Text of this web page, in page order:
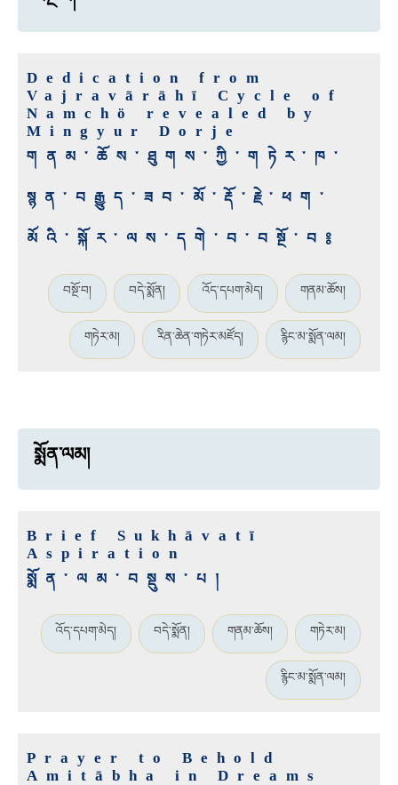
Dedication from
Vajravārāhī Cycle of
Namchö revealed by
Mingyur Dorje
གནམ་ཆོས་ཐུགས་ཀྱི་གཏེར་ཁ་
སྙན་བརྒྱུད་ཟབ་མོ་རྡོ་རྗེ་ཕག་
མོའི་སྐོར་ལས་དགེ་བ་བསྔོ་བ༔
བསྔོ་བ། བདེ་སྨོན། འོད་དཔག་མེད། གནམ་ཆོས།
གཏེར་མ། རིན་ཆེན་གཏེར་མཛོད། རྙིང་མ་སྨོན་ལམ།
སྨོན་ལམ།
Brief Sukhāvatī
Aspiration
སྨོན་ལམ་བསྡུས་པ།
འོད་དཔག་མེད། བདེ་སྨོན། གནམ་ཆོས། གཏེར་མ།
རྙིང་མ་སྨོན་ལམ།
Prayer to Behold
Amitābha in Dreams